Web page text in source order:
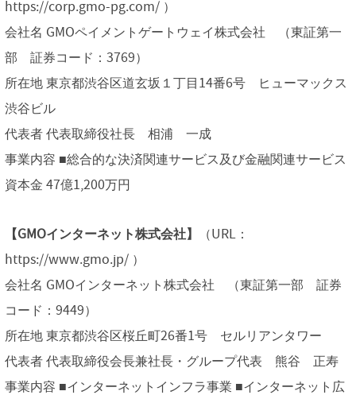
https://corp.gmo-pg.com/ ）
会社名 GMOペイメントゲートウェイ株式会社 （東証第一
部 証券コード：3769）
所在地 東京都渋谷区道玄坂１丁目14番6号 ヒューマックス
渋谷ビル
代表者 代表取締役社長 相浦 一成
事業内容 ■総合的な決済関連サービス及び金融関連サービス
資本金 47億1,200万円
【GMOインターネット株式会社】
（URL：
https://www.gmo.jp/ ）
会社名 GMOインターネット株式会社 （東証第一部 証券
コード：9449）
所在地 東京都渋谷区桜丘町26番1号 セルリアンタワー
代表者 代表取締役会長兼社長・グループ代表 熊谷 正寿
事業内容 ■インターネットインフラ事業 ■インターネット広